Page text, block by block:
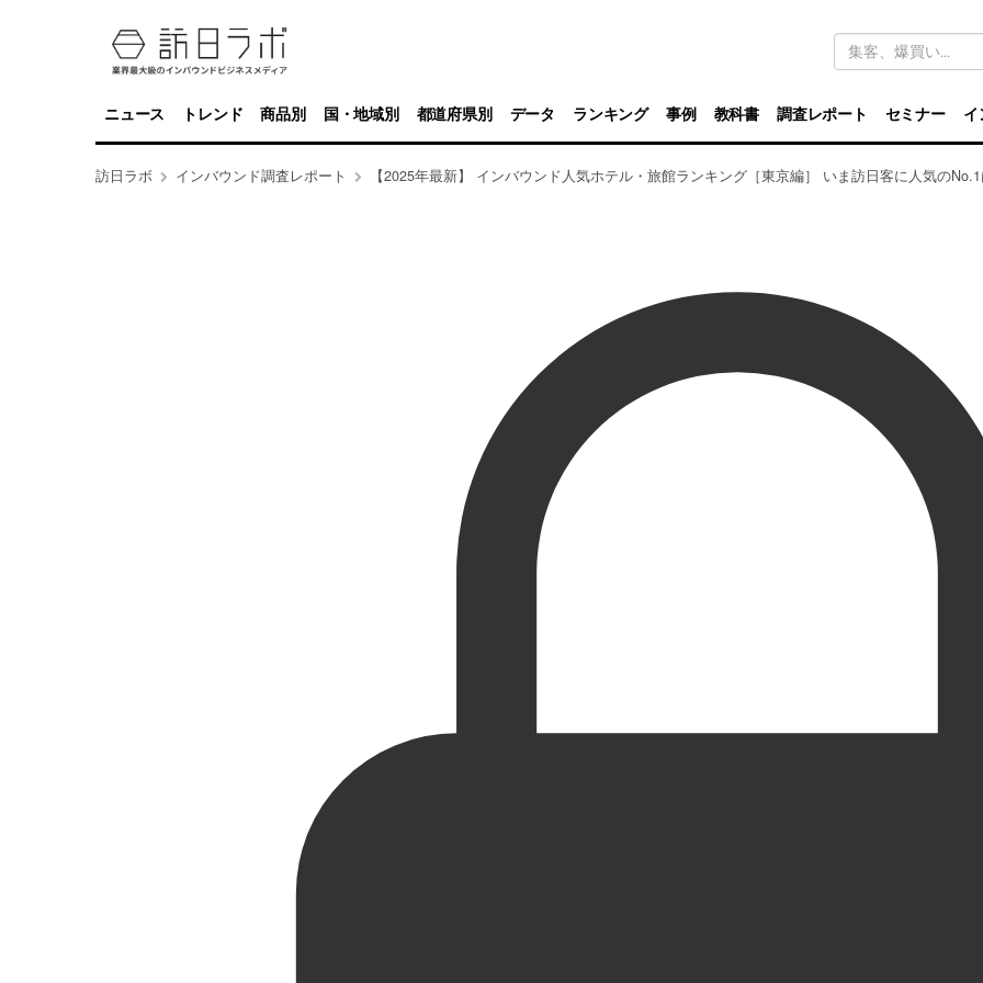
キ
ワ
ド
検
索
ニュース トレンド 商品別 国・地域別 都道府県別 データ ランキング 事例 教科書 調査レポート セミナー イ
訪日ラボ インバウンド調査レポート 【2025年最新】 インバウンド人気ホテル・旅館ランキング［東京編］ いま訪日客に人気の